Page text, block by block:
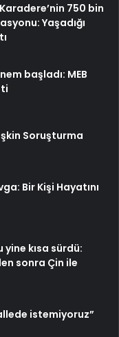
750 bin
Yaşadığı
başladı: MEB
Soruşturma
Bir Kişi Hayatını
yine kısa sürdü:
sonra Çin ile
istemiyoruz”